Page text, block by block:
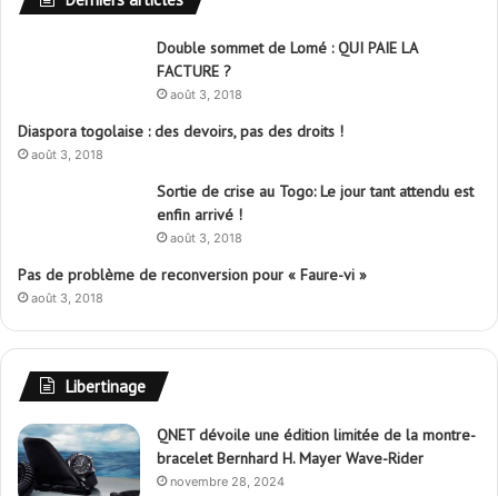
Double sommet de Lomé : QUI PAIE LA
FACTURE ?
août 3, 2018
Diaspora togolaise : des devoirs, pas des droits !
août 3, 2018
Sortie de crise au Togo: Le jour tant attendu est
enfin arrivé !
août 3, 2018
Pas de problème de reconversion pour « Faure-vi »
août 3, 2018
Libertinage
QNET dévoile une édition limitée de la montre-
bracelet Bernhard H. Mayer Wave-Rider
novembre 28, 2024